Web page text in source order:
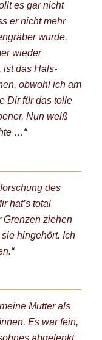
es gar nicht
er nicht mehr
wurde.
wieder
ist das Hals-
obwohl ich am
Dir für das tolle
Nun weiß
…“
des
hat’s total
Grenzen ziehen
hingehört. Ich
Mutter als
Es war fein,
abgelenkt